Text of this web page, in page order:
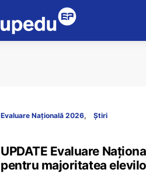
Evaluare Națională 2026 Știri
UPDATE Evaluare
pentru majoritatea